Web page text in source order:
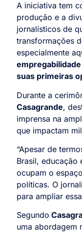
A iniciativa tem
produção e a
jornalísticos de
transformações
especialmente
suas primeiras
Durante a
Casagrande,
imprensa na
que impactam
“Apesar de
Brasil, educação
ocupam o
políticas. O
para ampliar
Segundo
uma abordagem